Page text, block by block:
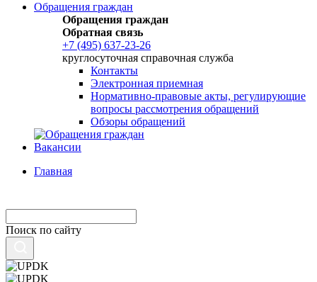
Обращения граждан
Обращения граждан
Обратная связь
+7 (495) 637-23-26
круглосуточная справочная служба
Контакты
Электронная приемная
Нормативно-правовые акты, регулирующие
вопросы рассмотрения обращений
Обзоры обращений
Вакансии
Главная
Поиск по сайту